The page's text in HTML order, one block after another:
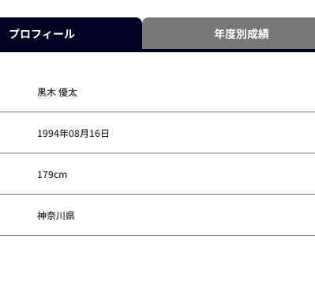
プロフィール 年度別成績
黒木 優太
1994年08月16日
179cm
神奈川県